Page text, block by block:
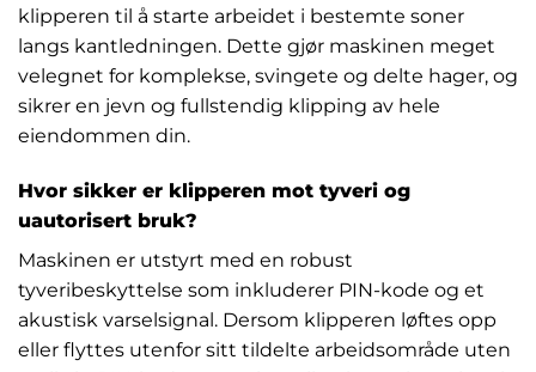
klipperen til å starte arbeidet i bestemte soner
langs kantledningen. Dette gjør maskinen meget
velegnet for komplekse, svingete og delte hager, og
sikrer en jevn og fullstendig klipping av hele
eiendommen din.
Hvor sikker er klipperen mot tyveri og
uautorisert bruk?
Maskinen er utstyrt med en robust
tyveribeskyttelse som inkluderer PIN-kode og et
akustisk varselsignal. Dersom klipperen løftes opp
eller flyttes utenfor sitt tildelte arbeidsområde uten